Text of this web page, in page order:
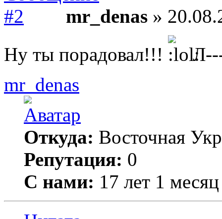
mr_denas »
Ну ты порадовал!!!
mr_denas
Откуда: Восточная
Репутация: 0
С нами: 17 лет 1 месяц